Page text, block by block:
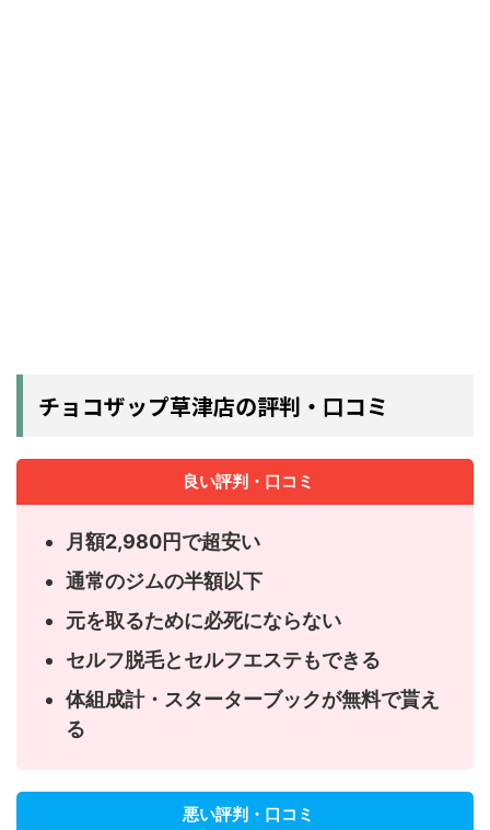
チョコザップ草津店の評判・口コミ
良い評判・口コミ
月額2,980円で超安い
通常のジムの半額以下
元を取るために必死にならない
セルフ脱毛とセルフエステもできる
体組成計・スターターブックが無料で貰え
る
悪い評判・口コミ